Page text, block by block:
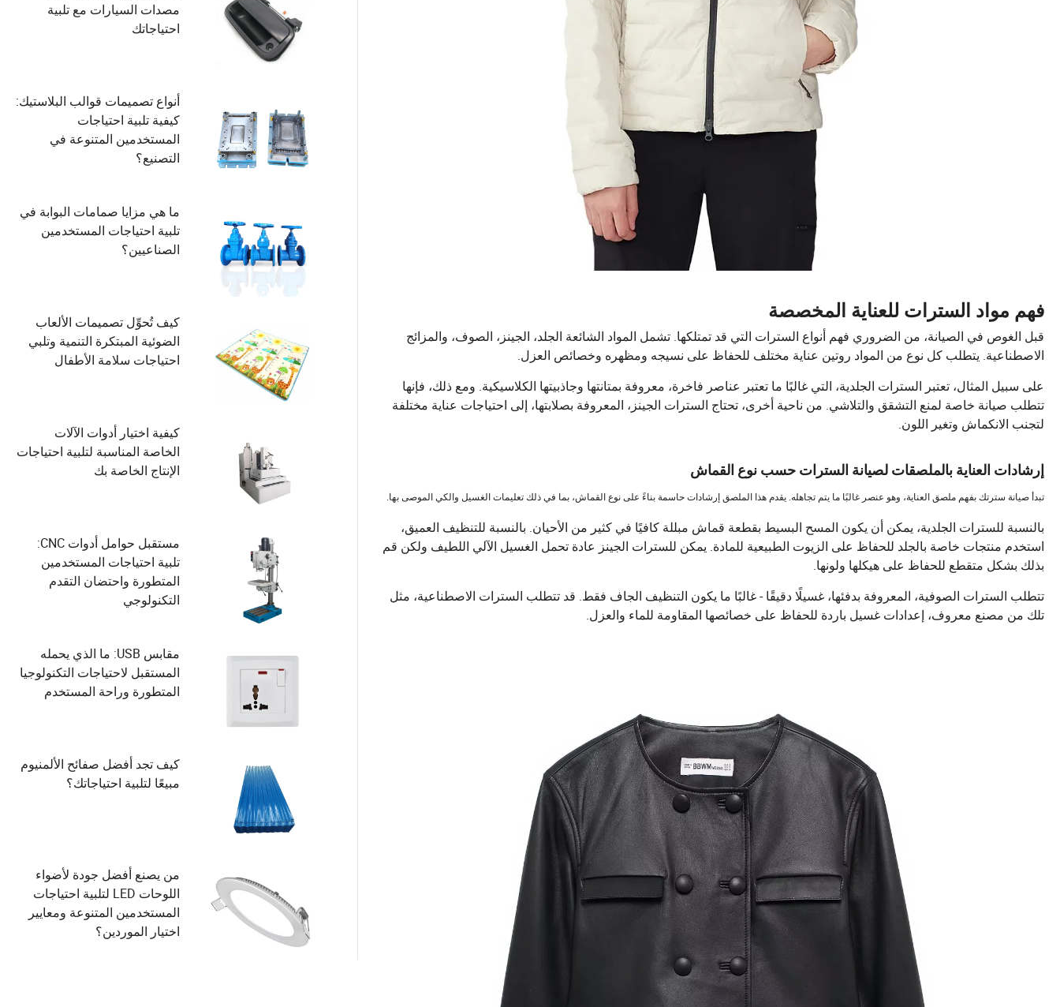
فهم مواد السترات للعناية المخصصة
قبل الغوص في الصيانة، من الضروري فهم أنواع السترات التي قد تمتلكها. تشمل المواد الشائعة الجلد، الجينز، الصوف، والمزائج
الاصطناعية. يتطلب كل نوع من المواد روتين عناية مختلف للحفاظ على نسيجه ومظهره وخصائص العزل.
على سبيل المثال، تعتبر السترات الجلدية، التي غالبًا ما تعتبر عناصر فاخرة، معروفة بمتانتها وجاذبيتها الكلاسيكية. ومع ذلك، فإنها
تتطلب صيانة خاصة لمنع التشقق والتلاشي. من ناحية أخرى، تحتاج السترات الجينز، المعروفة بصلابتها، إلى احتياجات عناية مختلفة
لتجنب الانكماش وتغير اللون.
إرشادات العناية بالملصقات لصيانة السترات حسب نوع القماش
تبدأ صيانة سترتك بفهم ملصق العناية، وهو عنصر غالبًا ما يتم تجاهله. يقدم هذا الملصق إرشادات حاسمة بناءً على نوع القماش، بما في ذلك تعليمات الغسيل والكي الموصى بها.
بالنسبة للسترات الجلدية، يمكن أن يكون المسح البسيط بقطعة قماش مبللة كافيًا في كثير من الأحيان. بالنسبة للتنظيف العميق،
استخدم منتجات خاصة بالجلد للحفاظ على الزيوت الطبيعية للمادة. يمكن للسترات الجينز عادة تحمل الغسيل الآلي اللطيف ولكن قم
بذلك بشكل متقطع للحفاظ على هيكلها ولونها.
تتطلب السترات الصوفية، المعروفة بدفئها، غسيلًا دقيقًا - غالبًا ما يكون التنظيف الجاف فقط. قد تتطلب السترات الاصطناعية، مثل
تلك من مصنع معروف، إعدادات غسيل باردة للحفاظ على خصائصها المقاومة للماء والعزل.
مصدات السيارات مع تلبية
احتياجاتك
أنواع تصميمات قوالب البلاستيك:
كيفية تلبية احتياجات
المستخدمين المتنوعة في
التصنيع؟
ما هي مزايا صمامات البوابة في
تلبية احتياجات المستخدمين
الصناعيين؟
كيف تُحوِّل تصميمات الألعاب
الضوئية المبتكرة التنمية وتلبي
احتياجات سلامة الأطفال
كيفية اختيار أدوات الآلات
الخاصة المناسبة لتلبية احتياجات
الإنتاج الخاصة بك
مستقبل حوامل أدوات CNC:
تلبية احتياجات المستخدمين
المتطورة واحتضان التقدم
التكنولوجي
مقابس USB: ما الذي يحمله
المستقبل لاحتياجات التكنولوجيا
المتطورة وراحة المستخدم
كيف تجد أفضل صفائح الألمنيوم
مبيعًا لتلبية احتياجاتك؟
من يصنع أفضل جودة لأضواء
اللوحات LED لتلبية احتياجات
المستخدمين المتنوعة ومعايير
اختيار الموردين؟